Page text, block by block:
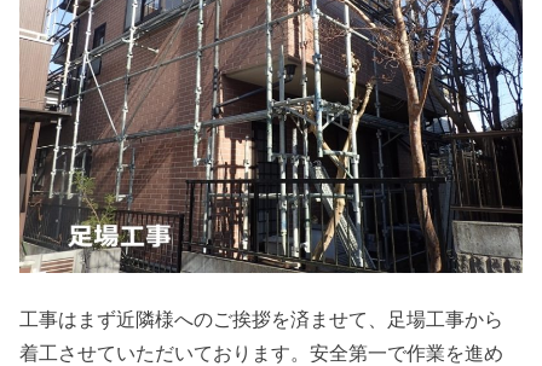
工事はまず近隣様へのご挨拶を済ませて、足場工事から
着工させていただいております。安全第一で作業を進め